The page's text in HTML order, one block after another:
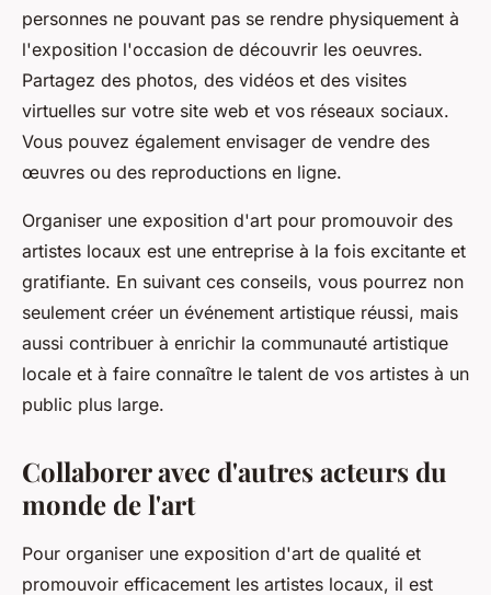
personnes ne pouvant pas se rendre physiquement à
l'exposition l'occasion de découvrir les oeuvres.
Partagez des photos, des vidéos et des visites
virtuelles sur votre site web et vos réseaux sociaux.
Vous pouvez également envisager de vendre des
œuvres ou des reproductions en ligne.
Organiser une exposition d'art pour promouvoir des
artistes locaux est une entreprise à la fois excitante et
gratifiante. En suivant ces conseils, vous pourrez non
seulement créer un événement artistique réussi, mais
aussi contribuer à enrichir la communauté artistique
locale et à faire connaître le talent de vos artistes à un
public plus large.
Collaborer avec d'autres acteurs du
monde de l'art
Pour organiser une exposition d'art de qualité et
promouvoir efficacement les artistes locaux, il est